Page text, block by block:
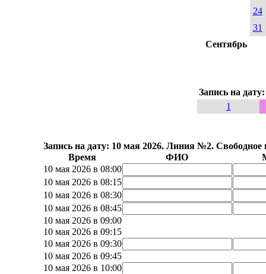
24
31
Сентябрь
Запись на
1
Запись на дату: 10 мая 2026. Линия №2. Свободное
Время
ФИО
10 мая 2026 в 08:00
10 мая 2026 в 08:15
10 мая 2026 в 08:30
10 мая 2026 в 08:45
10 мая 2026 в 09:00
10 мая 2026 в 09:15
10 мая 2026 в 09:30
10 мая 2026 в 09:45
10 мая 2026 в 10:00